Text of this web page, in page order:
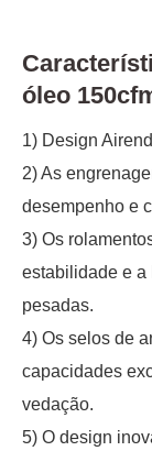
óleo
1) Design
2) As
desempenho e
3) Os
estabilidade e a
pesadas.
4) Os selos de
capacidades
vedação.
5) O design